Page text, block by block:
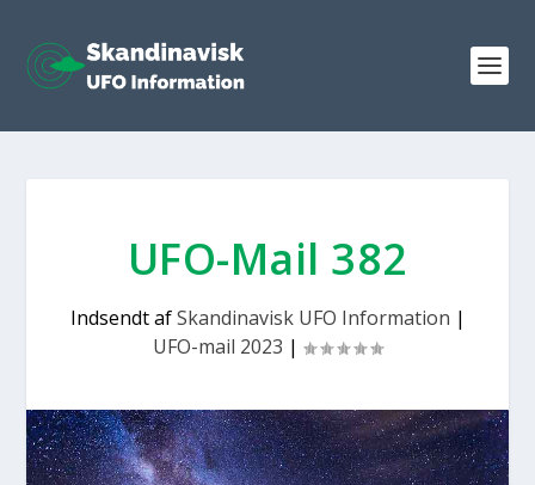
UFO-Mail 382
Indsendt afSkandinavisk UFO Information |
UFO-mail 2023 |